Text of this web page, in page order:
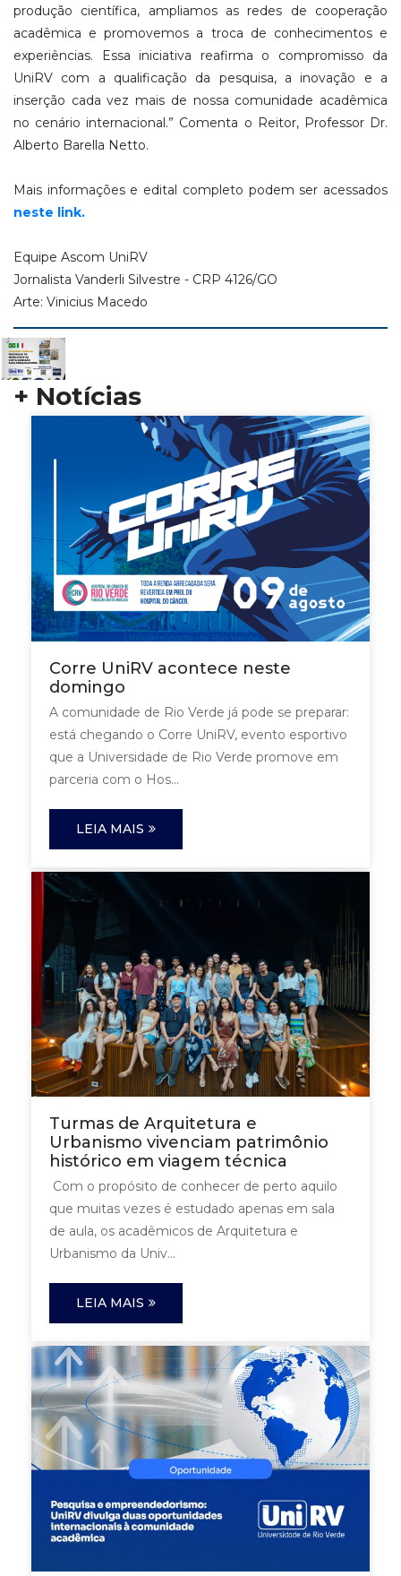
produção científica, ampliamos as redes de cooperação
acadêmica e promovemos a troca de conhecimentos e
experiências. Essa iniciativa reafirma o compromisso da
UniRV com a qualificação da pesquisa, a inovação e a
inserção cada vez mais de nossa comunidade acadêmica
no cenário internacional.” Comenta o Reitor, Professor Dr.
Alberto Barella Netto.
Mais informações e edital completo podem ser acessados
neste link.
Equipe Ascom UniRV
Jornalista Vanderli Silvestre - CRP 4126/GO
Arte: Vinicius Macedo
+ Notícias
Corre UniRV acontece neste
domingo
A comunidade de Rio Verde já pode se preparar:
está chegando o Corre UniRV, evento esportivo
que a Universidade de Rio Verde promove em
parceria com o Hos...
LEIA MAIS
Turmas de Arquitetura e
Urbanismo vivenciam patrimônio
histórico em viagem técnica
Com o propósito de conhecer de perto aquilo
que muitas vezes é estudado apenas em sala
de aula, os acadêmicos de Arquitetura e
Urbanismo da Univ...
LEIA MAIS